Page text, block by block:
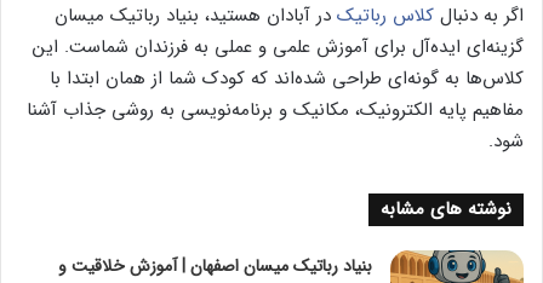
اگر به دنبال کلاس رباتیک در آبادان هستید، بنیاد رباتیک میسان
گزینه‌ای ایده‌آل برای آموزش علمی و عملی به فرزندان شماست. این
کلاس‌ها به گونه‌ای طراحی شده‌اند که کودک شما از همان ابتدا با
مفاهیم پایه الکترونیک، مکانیک و برنامه‌نویسی به روشی جذاب آشنا
شود.
نوشته های مشابه
بنیاد رباتیک میسان اصفهان | آموزش خلاقیت و